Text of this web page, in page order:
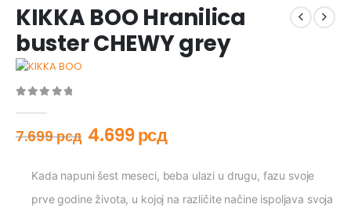
KIKKA BOO Hranilica
buster CHEWY grey
7.699рсд 4.699рсд
Kada napuni šest meseci, beba ulazi u drugu, fazu svoje
prve godine života, u kojoj na različite načine ispoljava svoja